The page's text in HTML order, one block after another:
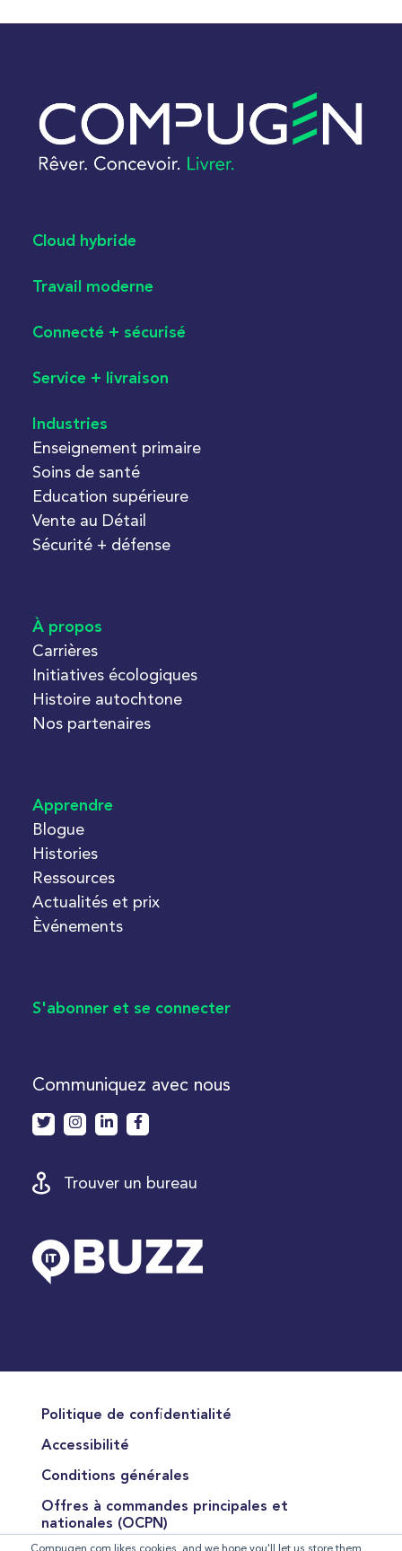
Compugen.com likes cookies, and we hope you'll let us store them
Cloud hybride
Travail moderne
Connecté + sécurisé
Service + livraison
Industries
Enseignement primaire
Soins de santé
Education supérieure
Vente au Détail
Sécurité + défense
À propos
Carrières
Initiatives écologiques
Histoire autochtone
Nos partenaires
Apprendre
Blogue
Histories
Ressources
Actualités et prix
Èvénements
S'abonner et se connecter
Communiquez avec nous
Trouver un bureau
Politique de confidentialité
Accessibilité
Conditions générales
Offres à commandes principales et
nationales (OCPN)